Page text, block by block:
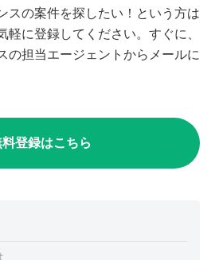
スの案件を探したい！という方は
軽に登録してください。すぐに、
の担当エージェントからメールに
登録はこちら